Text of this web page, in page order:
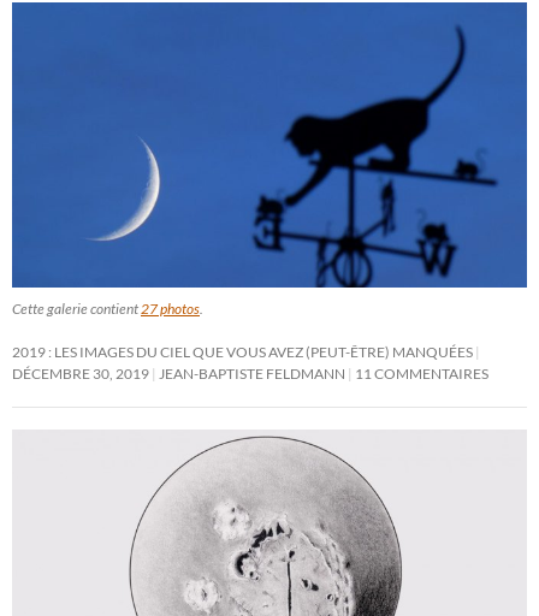
Cette galerie contient27 photos.
2019 : LES IMAGES DU CIEL QUE VOUS AVEZ (PEUT-ÊTRE) MANQUÉES
DÉCEMBRE 30, 2019 JEAN-BAPTISTE FELDMANN 11 COMMENTAIRES